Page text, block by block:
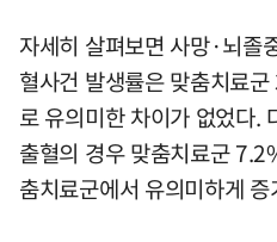
자세히 살펴보면 사망·뇌졸
혈사건 발생률은 맞춤치료
로 유의미한 차이가 없었다.
출혈의 경우 맞춤치료군
춤치료군에서 유의미하게